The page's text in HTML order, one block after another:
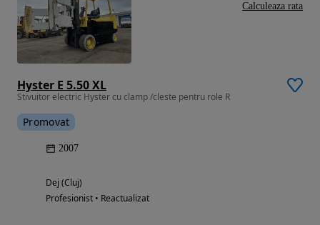
Hyster E 5.50 XL
Stivuitor electric Hyster cu clamp /cleste pentru role R
Promovat
2007
Dej (Cluj)
Profesionist • Reactualizat
Calculeaza rata